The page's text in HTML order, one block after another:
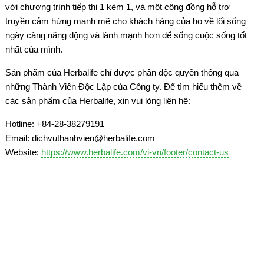
với chương trình tiếp thị 1 kèm 1, và một cộng đồng hỗ trợ
truyền cảm hứng mạnh mẽ cho khách hàng của họ về lối sống
ngày càng năng động và lành mạnh hơn để sống cuộc sống tốt
nhất của mình.
Sản phẩm của Herbalife chỉ được phân độc quyền thông qua
những Thành Viên Độc Lập của Công ty. Để tìm hiểu thêm về
các sản phẩm của Herbalife, xin vui lòng liên hệ:
Hotline: +84-28-38279191
Email: dichvuthanhvien@herbalife.com
Website: https://www.herbalife.com/vi-vn/footer/contact-us